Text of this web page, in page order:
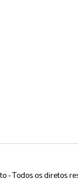
- Todos os diretos